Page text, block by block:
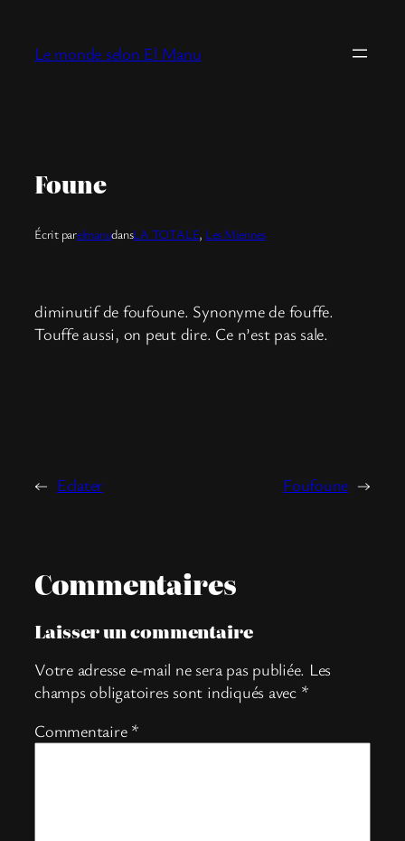
contenu
Le monde selon El Manu
Foune
Écrit parelmanudansLA TOTALE, Les Miennes
diminutif de foufoune. Synonyme de fouffe.
Touffe aussi, on peut dire. Ce n’est pas sale.
← Eclater Foufoune →
Commentaires
Laisser un commentaire
Votre adresse e-mail ne sera pas publiée. Les
champs obligatoires sont indiqués avec *
Commentaire *